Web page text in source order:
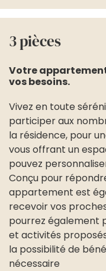
3 pièces
Votre
vos besoins.
Vivez en toute
participer aux
la résidence, pour
vous offrant un
pouvez
Conçu pour
appartement est
recevoir vos
pourrez également
et activités
la possibilité de
nécessaire